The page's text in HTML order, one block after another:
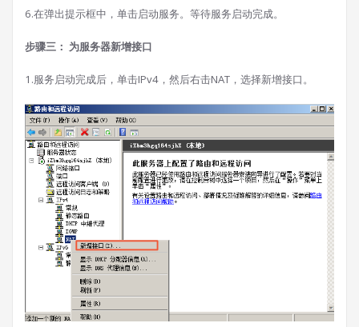
6.在弹出提示框中，单击启动服务。等待服务启动完成。
步骤三： 为服务器新增接口
1.服务启动完成后，单击IPv4，然后右击NAT，选择新增接口。